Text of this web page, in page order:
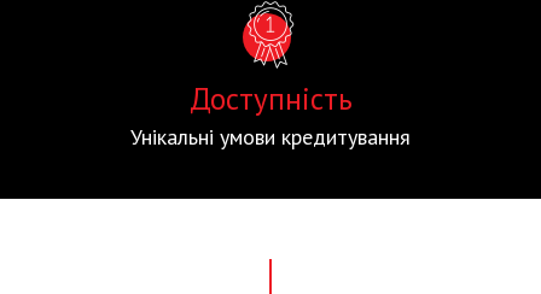
Доступність
Унікальні умови кредитування